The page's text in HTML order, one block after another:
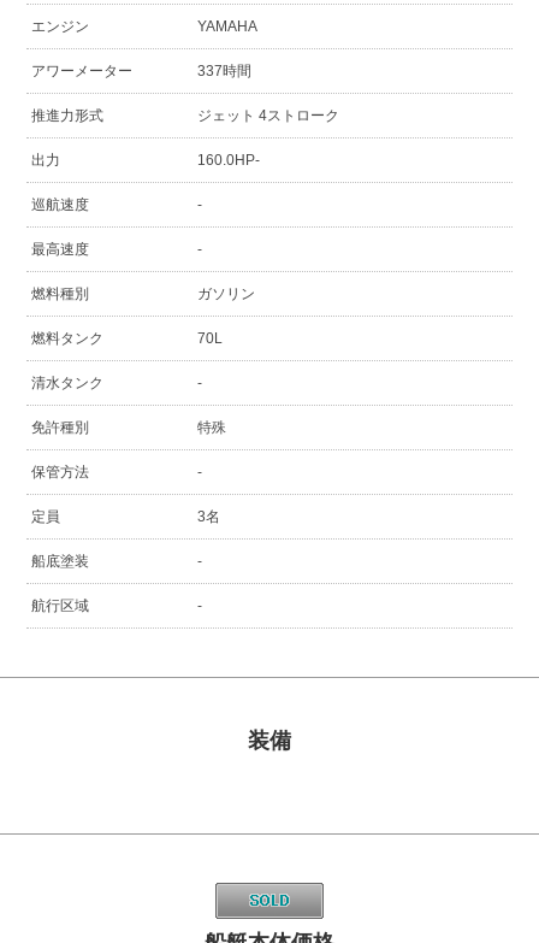
エンジン YAMAHA
アワーメーター 337時間
推進力形式 ジェット 4ストローク
出力 160.0HP-
巡航速度 -
最高速度 -
燃料種別 ガソリン
燃料タンク 70L
清水タンク -
免許種別 特殊
保管方法 -
定員 3名
船底塗装 -
航行区域 -
装備